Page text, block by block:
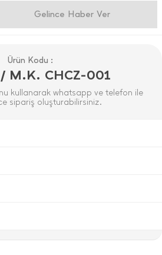
Gelince Haber Ver
Ürün Kodu :
M.K. CHCZ-001
kullanarak whatsapp ve telefon ile
sipariş oluşturabilirsiniz.